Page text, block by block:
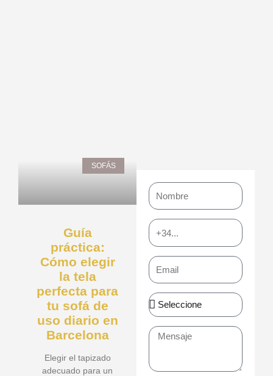
SOFÁS
Guía
práctica:
Cómo elegir
la tela
perfecta para
tu sofá de
uso diario en
Barcelona
Elegir el tapizado
adecuado para un
Nombre
Teléfono
Email
Asunto
Mensaje